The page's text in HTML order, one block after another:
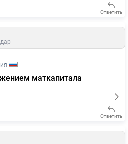
Ответить
маткапитала
Ответить